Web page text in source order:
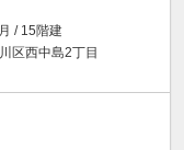
/ 15階建
区西中島2丁目